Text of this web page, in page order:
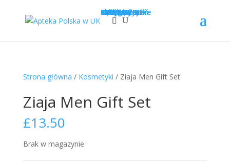
Sklep
Opcje wysyłki
Kategorie
LEKI
SUPLEMENTY
KOSMETYKI
PROMOCJE
Krótka data
Zadaj pytanie
Nowości!
0 £0.00
Strona główna / Kosmetyki / Ziaja Men Gift Set
Ziaja Men Gift Set
£13.50
Brak w magazynie